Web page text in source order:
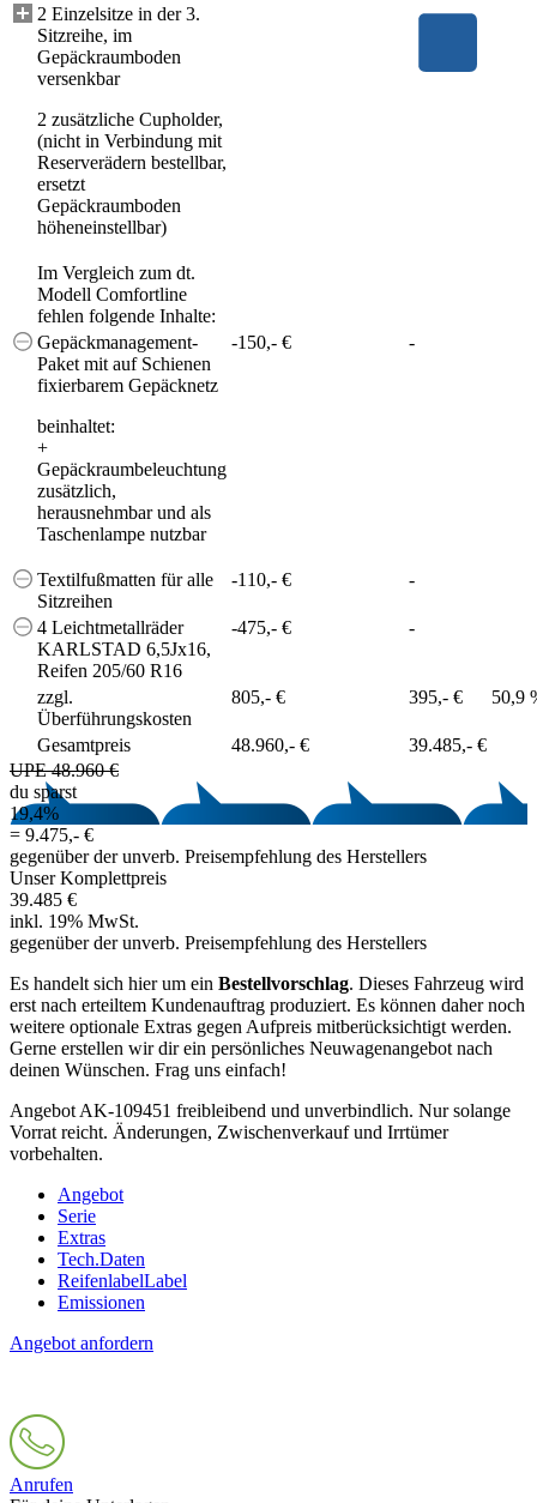
2 Einzelsitze in der 3.
Sitzreihe, im
Gepäckraumboden
versenkbar
2 zusätzliche Cupholder,
(nicht in Verbindung mit
Reserverädern bestellbar,
ersetzt
Gepäckraumboden
höheneinstellbar)
Im Vergleich zum dt.
Modell Comfortline
fehlen folgende Inhalte:
Gepäckmanagement-
Paket mit auf Schienen
fixierbarem Gepäcknetz
beinhaltet:
+
Gepäckraumbeleuchtung
zusätzlich,
herausnehmbar und als
Taschenlampe nutzbar
-150,- € -
Textilfußmatten für alle
Sitzreihen
-110,- € -
4 Leichtmetallräder
KARLSTAD 6,5Jx16,
Reifen 205/60 R16
-475,- € -
zzgl.
Überführungskosten
805,- € 395,- € 50,9
Gesamtpreis 48.960,- €
39.485,- €
UPE 48.960 €
du sparst
19,4%
= 9.475,- €
gegenüber der unverb. Preisempfehlung des Herstellers
Unser Komplettpreis
39.485 €
inkl. 19% MwSt.
gegenüber der unverb. Preisempfehlung des Herstellers
Es handelt sich hier um ein Bestellvorschlag. Dieses Fahrzeug wird
erst nach erteiltem Kundenauftrag produziert. Es können daher noch
weitere optionale Extras gegen Aufpreis mitberücksichtigt werden.
Gerne erstellen wir dir ein persönliches Neuwagenangebot nach
deinen Wünschen. Frag uns einfach!
Angebot AK-109451 freibleibend und unverbindlich. Nur solange
Vorrat reicht. Änderungen, Zwischenverkauf und Irrtümer
vorbehalten.
Angebot
Serie
Extras
Tech.Daten
ReifenlabelLabel
Emissionen
Angebot anfordern
Anrufen